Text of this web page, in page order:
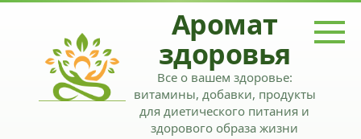
Перейти
Аромат
здоровья
Все о вашем здоровье:
витамины, добавки, продукты
для диетического питания и
здорового образа жизни